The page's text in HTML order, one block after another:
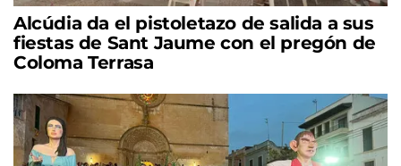
Alcúdia da el pistoletazo de salida a sus
fiestas de Sant Jaume con el pregón de
Coloma Terrasa